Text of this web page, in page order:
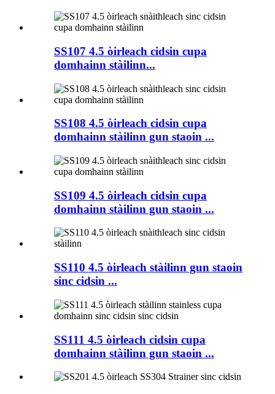
SS107 4.5 òirleach cidsin cupa
domhainn stàilinn...
SS108 4.5 òirleach cidsin cupa
domhainn stàilinn gun staoin ...
SS109 4.5 òirleach cidsin cupa
domhainn stàilinn gun staoin ...
SS110 4.5 òirleach stàilinn gun staoin
sinc cidsin ...
SS111 4.5 òirleach cidsin cupa
domhainn stàilinn gun staoin ...